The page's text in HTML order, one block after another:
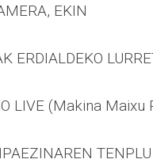
EKIN
ERDIALDEKO
LIVE (Makina Maixu